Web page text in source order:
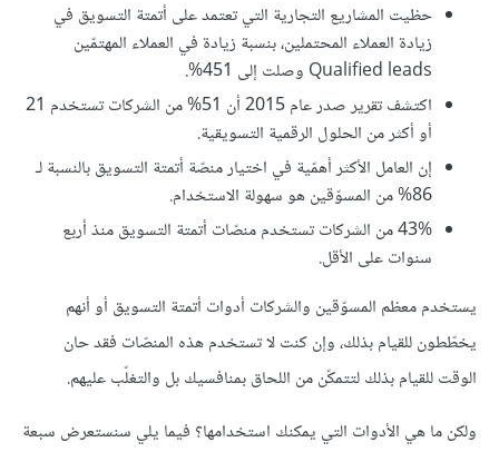
حظيت المشاريع التجارية التي تعتمد على أتمتة التسويق في
زيادة العملاء المحتملين، بنسبة زيادة في العملاء المهتمّين
Qualified leads وصلت إلى 451%.
اكتشف تقرير صدر عام 2015 أن 51% من الشركات تستخدم 21
أو أكثر من الحلول الرقمية التسويقية.
إن العامل الأكثر أهمّية في اختيار منصّة أتمتة التسويق بالنسبة لـ
86% من المسوّقين هو سهولة الاستخدام.
43% من الشركات تستخدم منصّات أتمتة التسويق منذ أربع
سنوات على الأقل.
يستخدم معظم المسوّقين والشركات أدوات أتمتة التسويق أو أنهم
يخطّطون للقيام بذلك، وإن كنت لا تستخدم هذه المنصّات فقد حان
الوقت للقيام بذلك لتتمكّن من اللحاق بمنافسيك بل والتغلّب عليهم.
ولكن ما هي الأدوات التي يمكنك استخدامها؟ فيما يلي سنستعرض سبعة